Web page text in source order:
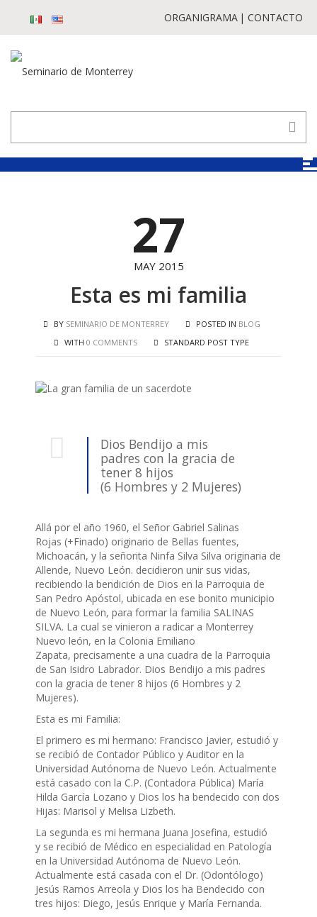
ORGANIGRAMA CONTACTO
27
MAY 2015
Esta es mi familia
BY SEMINARIO DE MONTERREY POSTED IN BLOG
WITH 0 COMMENTS STANDARD POST TYPE
Dios Bendijo a mis
padres con la gracia de
tener 8 hijos
(6 Hombres y 2 Mujeres)
Allá por el año 1960, el Señor Gabriel Salinas
Rojas (+Finado) originario de Bellas fuentes,
Michoacán, y la señorita Ninfa Silva Silva originaria de
Allende, Nuevo León. decidieron unir sus vidas,
recibiendo la bendición de Dios en la Parroquia de
San Pedro Apóstol, ubicada en ese bonito municipio
de Nuevo León, para formar la familia SALINAS
SILVA. La cual se vinieron a radicar a Monterrey
Nuevo león, en la Colonia Emiliano
Zapata, precisamente a una cuadra de la Parroquia
de San Isidro Labrador. Dios Bendijo a mis padres
con la gracia de tener 8 hijos (6 Hombres y 2
Mujeres).
Esta es mi Familia:
El primero es mi hermano: Francisco Javier, estudió y
se recibió de Contador Público y Auditor en la
Universidad Autónoma de Nuevo León. Actualmente
está casado con la C.P. (Contadora Pública) María
Hilda García Lozano y Dios los ha bendecido con dos
Hijas: Marisol y Melisa Lizbeth.
La segunda es mi hermana Juana Josefina, estudió
y se recibió de Médico en especialidad en Patología
en la Universidad Autónoma de Nuevo León.
Actualmente está casada con el Dr. (Odontólogo)
Jesús Ramos Arreola y Dios los ha Bendecido con
tres hijos: Diego, Jesús Enrique y María Fernanda.